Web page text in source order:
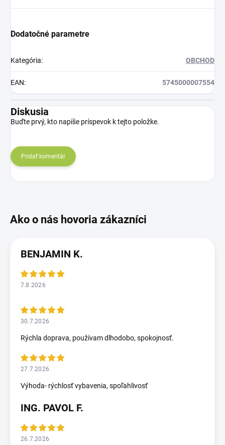
Dodatočné parametre
Kategória: OBCHOD
EAN: 5745000007554
Diskusia
Buďte prvý, kto napíše príspevok k tejto položke.
Pridať komentár
BENJAMIN K.
7.8.2026
30.7.2026
Rýchla doprava, používam dlhodobo, spokojnosť.
27.7.2026
Výhoda- rýchlosť vybavenia, spoľahlivosť
ING. PAVOL F.
26.7.2026